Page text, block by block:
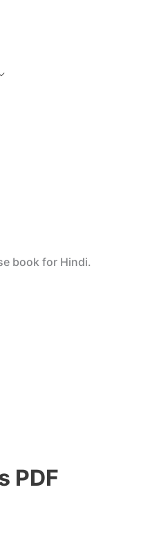
book for Hindi.
PDF